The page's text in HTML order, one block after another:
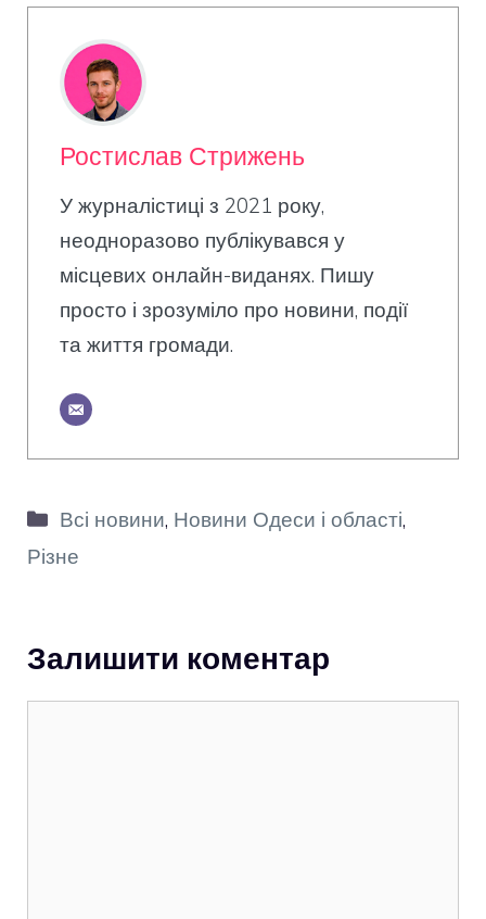
Ростислав Стрижень
У журналістиці з 2021 року,
неодноразово публікувався у
місцевих онлайн-виданях. Пишу
просто і зрозуміло про новини, події
та життя громади.
Категорії
Всі новини, Новини Одеси і області,
Різне
Залишити коментар